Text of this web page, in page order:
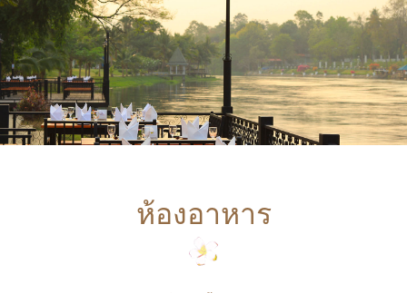
ห้องอาหาร